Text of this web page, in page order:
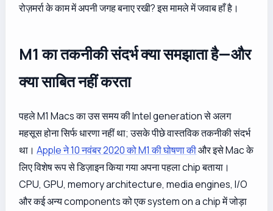
रोज़मर्रा के काम में अपनी जगह बनाए रखी? इस मामले में जवाब हाँ है।
M1 का तकनीकी संदर्भ क्या समझाता है—और
क्या साबित नहीं करता
पहले M1 Macs का उस समय की Intel generation से अलग
महसूस होना सिर्फ धारणा नहीं था; उसके पीछे वास्तविक तकनीकी संदर्भ
था।Apple ने 10 नवंबर 2020 को M1 की घोषणा कीऔर इसे Mac के
लिए विशेष रूप से डिज़ाइन किया गया अपना पहला chip बताया।
CPU, GPU, memory architecture, media engines, I/O
और कई अन्य components को एक system on a chip में जोड़ा